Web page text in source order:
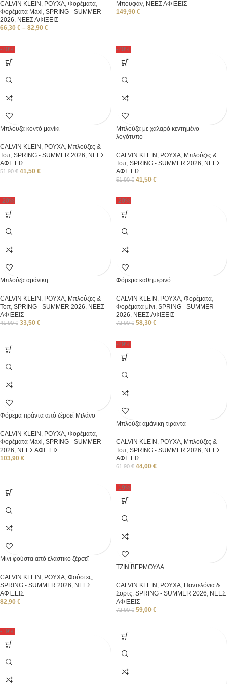
CALVIN KLEIN , ΡΟΥΧΑ, Φορέματα,
Φορέματα Μaxi, SPRING - SUMMER
2026, ΝΕΕΣ ΑΦΙΞΕΙΣ
66,30 € – 82,90 €
Μπουφάν, ΝΕΕΣ ΑΦΙΞΕΙΣ
149,90 €
-20%
Μπλουζά κοντό μανίκι
CALVIN KLEIN , ΡΟΥΧΑ, Μπλούζες &
Τοπ, SPRING - SUMMER 2026, ΝΕΕΣ
ΑΦΙΞΕΙΣ
51,90€ 41,50 €
-20%
Μπλούζα με χαλαρό κεντημένο
λογότυπο
CALVIN KLEIN , ΡΟΥΧΑ, Μπλούζες &
Τοπ, SPRING - SUMMER 2026, ΝΕΕΣ
ΑΦΙΞΕΙΣ
51,90€ 41,50 €
-20%
Μπλούζα αμάνικη
CALVIN KLEIN , ΡΟΥΧΑ, Μπλούζες &
Τοπ, SPRING - SUMMER 2026, ΝΕΕΣ
ΑΦΙΞΕΙΣ
41,90€ 33,50 €
-20%
Φόρεμα καθημερινό
CALVIN KLEIN , ΡΟΥΧΑ, Φορέματα,
Φορέματα μίνι, SPRING - SUMMER
2026, ΝΕΕΣ ΑΦΙΞΕΙΣ
72,90€ 58,30 €
Φόρεμα τιράντα από ζέρσεϊ Μιλάνο
CALVIN KLEIN , ΡΟΥΧΑ, Φορέματα,
Φορέματα Μaxi, SPRING - SUMMER
2026, ΝΕΕΣ ΑΦΙΞΕΙΣ
103,90 €
-29%
Μπλούζα αμάνικη τιράντα
CALVIN KLEIN , ΡΟΥΧΑ, Μπλούζες &
Τοπ, SPRING - SUMMER 2026, ΝΕΕΣ
ΑΦΙΞΕΙΣ
61,90€ 44,00 €
Μίνι φούστα από ελαστικό ζέρσεϊ
CALVIN KLEIN , ΡΟΥΧΑ, Φούστες,
SPRING - SUMMER 2026, ΝΕΕΣ
ΑΦΙΞΕΙΣ
82,90 €
-19%
ΤΖΙΝ ΒΕΡΜΟΥΔΑ
CALVIN KLEIN , ΡΟΥΧΑ, Παντελόνια &
Σορτς, SPRING - SUMMER 2026, ΝΕΕΣ
ΑΦΙΞΕΙΣ
72,90€ 59,00 €
-19%